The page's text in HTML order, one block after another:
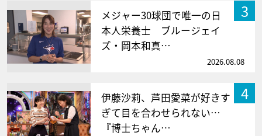
3
メジャー30球団で唯一の日
本人栄養士 ブルージェイ
ズ・岡本和真…
2026.08.08
4
伊藤沙莉、芦田愛菜が好きす
ぎて目を合わせられない…
『博士ちゃん…